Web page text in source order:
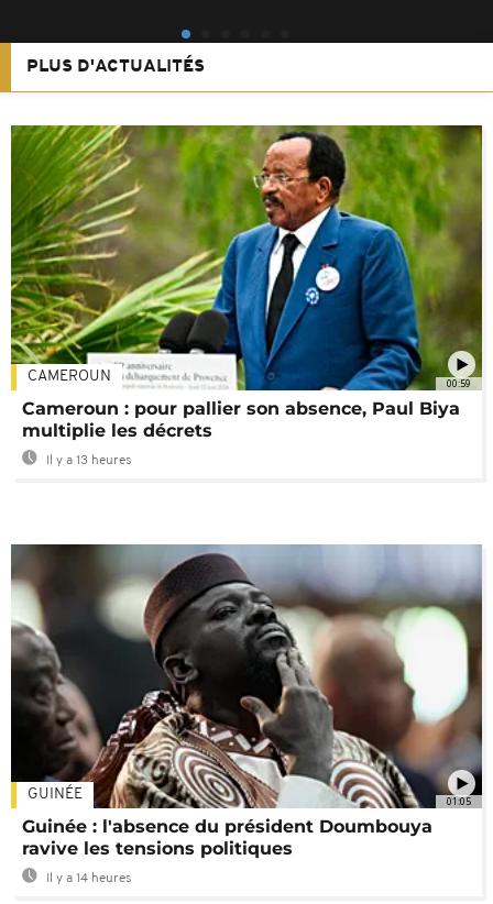
PLUS D'ACTUALITÉS
00:59
CAMEROUN
Cameroun : pour pallier son absence, Paul Biya
multiplie les décrets
Il y a 13 heures
01:05
GUINÉE
Guinée : l'absence du président Doumbouya
ravive les tensions politiques
Il y a 14 heures